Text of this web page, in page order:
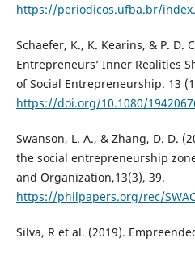
https://periodicos.ufba.br/
Schaefer, K., K. Kearins, & P. D.
Entrepreneurs’ Inner Realities
of Social Entrepreneurship. 13
https://doi.org/10.1080/
Swanson, L. A., & Zhang, D. D.
the social entrepreneurship
and Organization,13(3), 39.
https://philpapers.org/rec/
Silva, R et al. (2019).